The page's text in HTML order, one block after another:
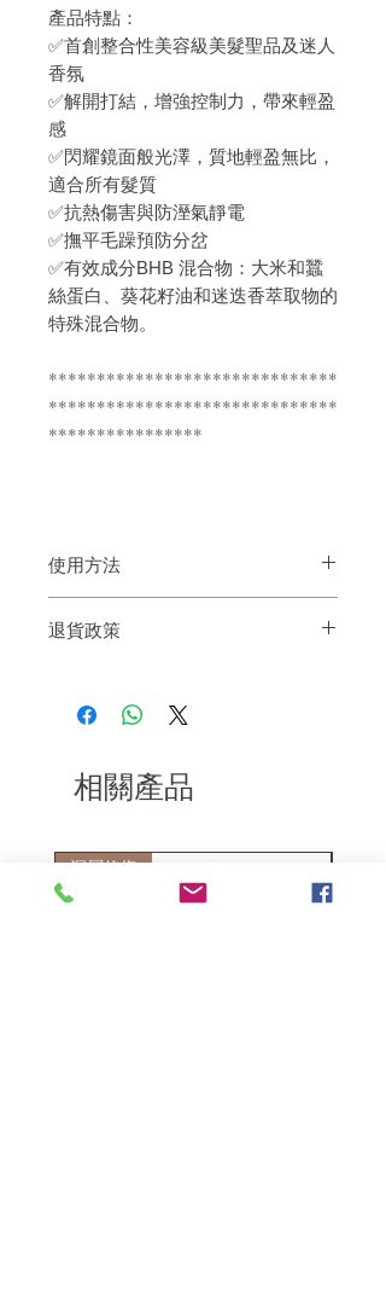
產品特點：
✅首創整合性美容級美髮聖品及迷人
香氛
✅解開打結，增強控制力，帶來輕盈
感
✅閃耀鏡面般光澤，質地輕盈無比，
適合所有髮質
✅抗熱傷害與防溼氣靜電
✅撫平毛躁預防分岔
✅有效成分BHB 混合物：大米和蠶
絲蛋白、葵花籽油和迷迭香萃取物的
特殊混合物。
******************************
******************************
****************
使用方法
要沖洗即可造型
退貨政策
到我們的產品後的前7天內通過電子郵件
相關產品
深層修復